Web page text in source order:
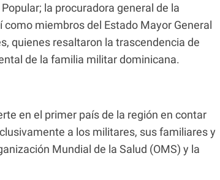
la procuradora general de la
miembros del Estado Mayor General
quienes resaltaron la trascendencia de
de la familia militar dominicana.
en el primer país de la región en contar
a los militares, sus familiares y
Mundial de la Salud (OMS) y la